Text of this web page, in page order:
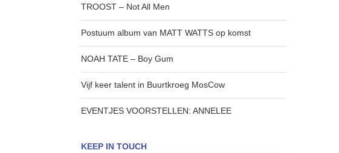
TROOST – Not All Men
Postuum album van MATT WATTS op komst
NOAH TATE – Boy Gum
Vijf keer talent in Buurtkroeg MosCow
EVENTJES VOORSTELLEN: ANNELEE
KEEP IN TOUCH